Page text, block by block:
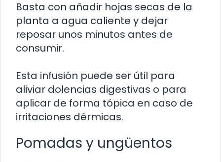
Basta con añadir hojas secas de la
planta a agua caliente y dejar
reposar unos minutos antes de
consumir.
Esta infusión puede ser útil para
aliviar dolencias digestivas o para
aplicar de forma tópica en caso de
irritaciones dérmicas.
Pomadas y ungüentos